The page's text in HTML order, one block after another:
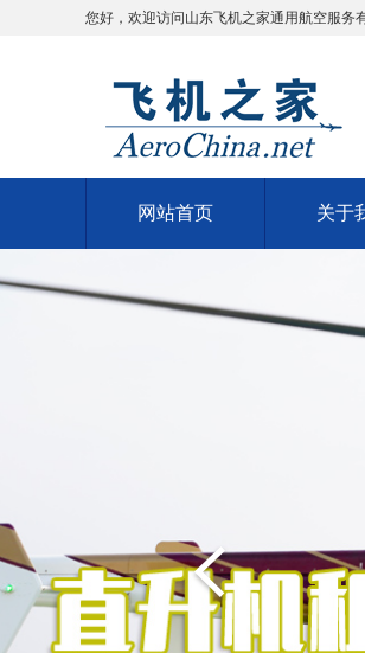
您好，欢迎访问山东飞机之家通用航空服务
网站首页 关于